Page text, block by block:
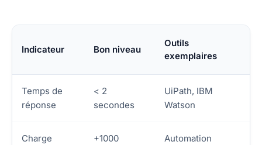
Indicateur Bon niveau
Outils
exemplaires
Temps de
réponse
< 2
secondes
UiPath, IBM
Watson
Charge
+1000
Automation